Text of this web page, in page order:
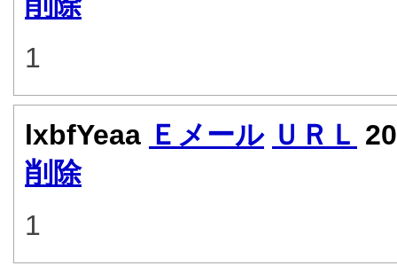
1
lxbfYeaa Ｅメール ＵＲＬ
削除
1